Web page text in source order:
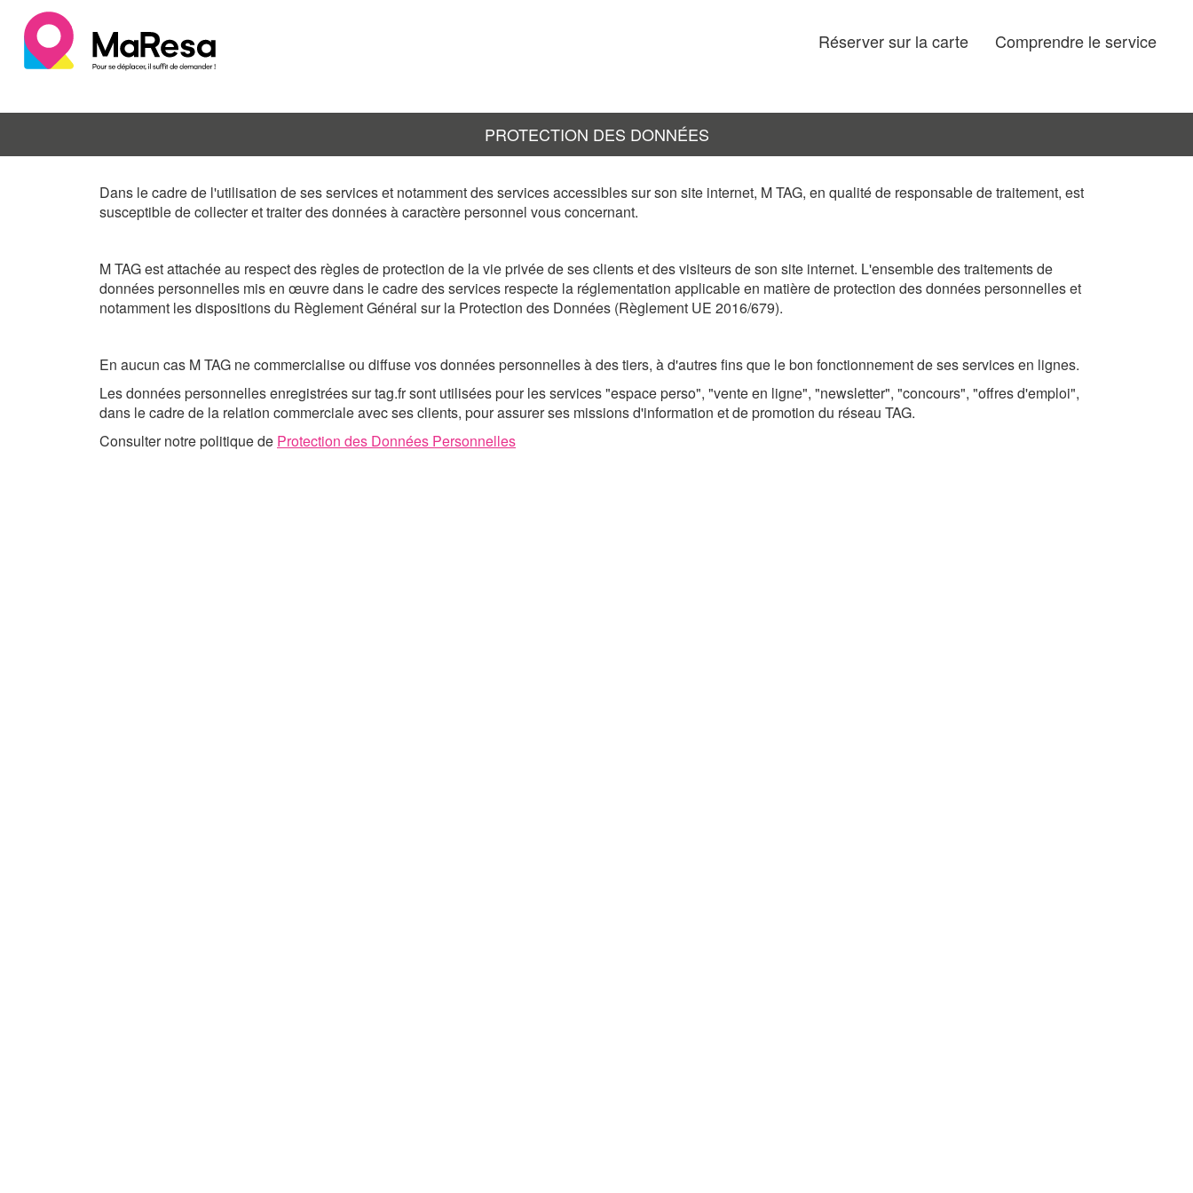
Réserver sur la carte Comprendre le service
PROTECTION DES DONNÉES
Dans le cadre de l'utilisation de ses services et notamment des services accessibles sur son site internet, M TAG, en qualité de responsable de traitement, est
susceptible de collecter et traiter des données à caractère personnel vous concernant.
M TAG est attachée au respect des règles de protection de la vie privée de ses clients et des visiteurs de son site internet. L'ensemble des traitements de
données personnelles mis en œuvre dans le cadre des services respecte la réglementation applicable en matière de protection des données personnelles et
notamment les dispositions du Règlement Général sur la Protection des Données (Règlement UE 2016/679).
En aucun cas M TAG ne commercialise ou diffuse vos données personnelles à des tiers, à d'autres fins que le bon fonctionnement de ses services en lignes.
Les données personnelles enregistrées sur tag.fr sont utilisées pour les services "espace perso", "vente en ligne", "newsletter", "concours", "offres d'emploi",
dans le cadre de la relation commerciale avec ses clients, pour assurer ses missions d'information et de promotion du réseau TAG.
Consulter notre politique de Protection des Données Personnelles